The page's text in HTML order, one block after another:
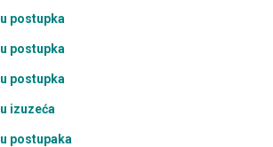
postupka
postupka
postupka
izuzeća
postupaka